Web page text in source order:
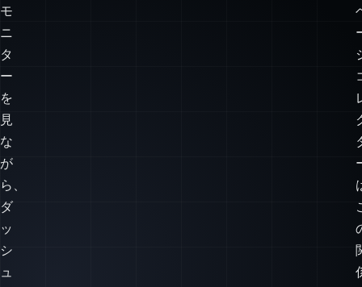
ォ
ー
マ
ン
ス
モ
ニ
タ
ー
を
見
な
が